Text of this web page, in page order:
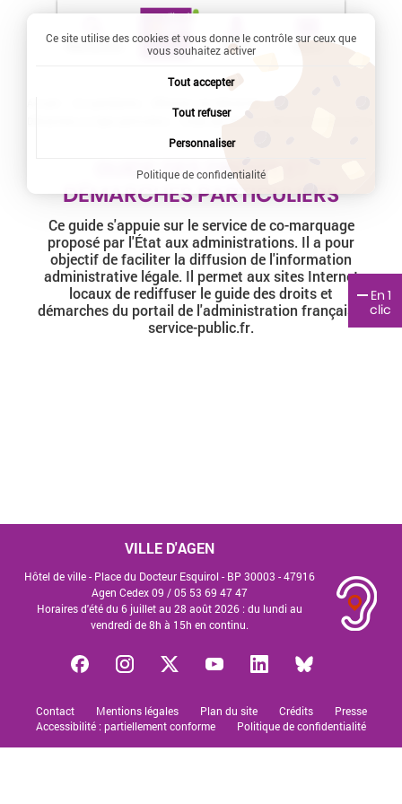
Recherche Profil Menu
En 1
clic
Effectuer une démarche
Current:
Guide des droits et démarches particuliers
GUIDE DES DROITS ET
DÉMARCHES PARTICULIERS
Ce guide s'appuie sur le service de co-marquage
proposé par l'État aux administrations. Il a pour
objectif de faciliter la diffusion de l'information
administrative légale. Il permet aux sites Internet
locaux de rediffuser le guide des droits et
démarches du portail de l'administration française,
service-public.fr.
Contact Mentions légales Plan du site Crédits
Presse
Accessibilité : partiellement conforme
Politique de confidentialité
VILLE D'AGEN
Hôtel de ville - Place du Docteur Esquirol - BP 30003 - 47916
Agen Cedex 09 /05 53 69 47 47
Horaires d'été du 6 juillet au 28 août 2026 : du lundi au
vendredi de 8h à 15h en continu.
Ce site utilise des cookies et vous donne le contrôle sur ceux que
vous souhaitez activer
Tout accepter
Tout refuser
Personnaliser
Politique de confidentialité